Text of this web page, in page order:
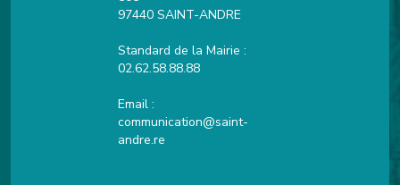
97440 SAINT-ANDRE
Standard de la Mairie :
02.62.58.88.88
Email :
communication@saint-
andre.re